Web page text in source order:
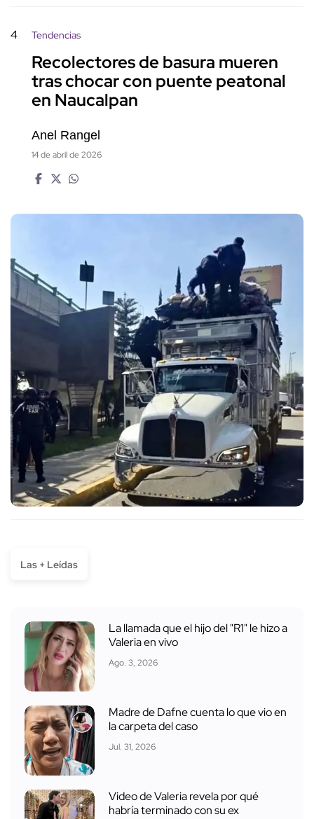
4 Tendencias
Recolectores de basura mueren
tras chocar con puente peatonal
en Naucalpan
Anel Rangel
14 de abril de 2026
Las + Leídas
La llamada que el hijo del "R1" le hizo a
Valeria en vivo
Ago. 3, 2026
Madre de Dafne cuenta lo que vio en
la carpeta del caso
Jul. 31, 2026
Video de Valeria revela por qué
habría terminado con su ex